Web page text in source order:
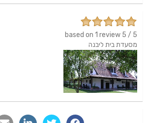
5
/
5
1 review
מסעדת בית ליבנה